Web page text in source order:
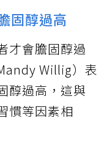
固醇過高
才會膽固醇過
Willig）表
醇過高，這與
慣等因素相